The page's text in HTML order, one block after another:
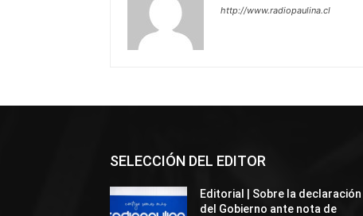
http://www.radiopaulina.cl
SELECCIÓN DEL EDITOR
Editorial | Sobre la declaración
del Gobierno ante nota de